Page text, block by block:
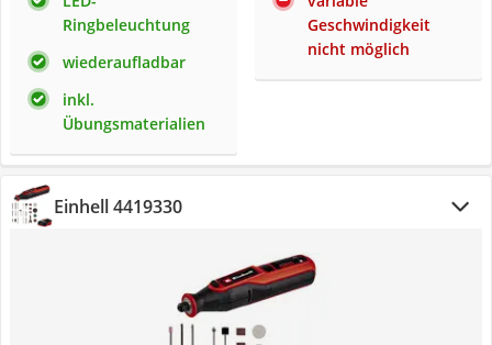
Ringbeleuchtung
wiederaufladbar
inkl.
Übungsmaterialien
Geschwindigkeit
nicht möglich
Einhell 4419330